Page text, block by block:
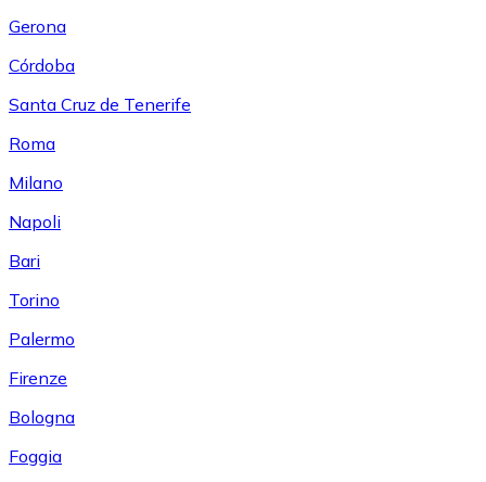
Gerona
Córdoba
Santa Cruz de Tenerife
Roma
Milano
Napoli
Bari
Torino
Palermo
Firenze
Bologna
Foggia